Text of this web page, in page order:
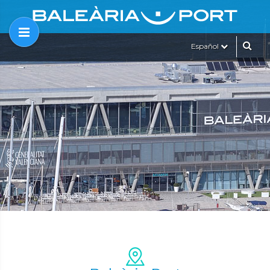
Español